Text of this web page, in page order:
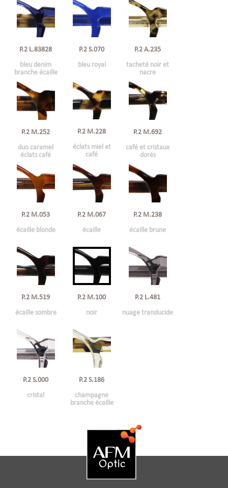
P.2 L.83828
bleu denim
branche écaille
P.2 S.070
bleu royal
P.2 A.235
tacheté noir et
nacre
P.2 M.252
duo caramel
éclats café
P.2 M.228
éclats miel et
café
P.2 M.692
café et cristaux
dorés
P.2 M.053
écaille blonde
P.2 M.067
écaille
P.2 M.238
écaille brune
P.2 M.519
écaille sombre
P.2 M.100
noir
P.2 L.481
nuage translucide
P.2 S.000
cristal
P.2 S.186
champagne
branche écaille